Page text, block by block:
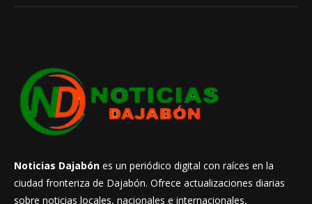
Noticias Dajabón es un periódico digital con raíces en la
ciudad fronteriza de Dajabón. Ofrece actualizaciones diarias
sobre noticias locales, nacionales e internacionales,